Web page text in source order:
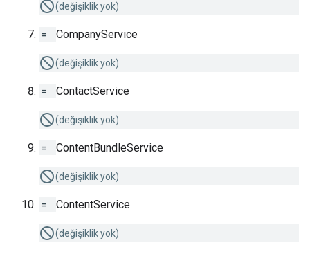
(değişiklik yok)
= CompanyService
(değişiklik yok)
= ContactService
(değişiklik yok)
= ContentBundleService
(değişiklik yok)
= ContentService
(değişiklik yok)